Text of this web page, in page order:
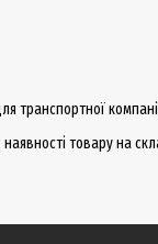
транспортної
товару на